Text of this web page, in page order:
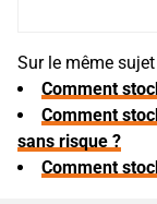
Sur le même sujet
Comment
Comment
sans risque ?
Comment